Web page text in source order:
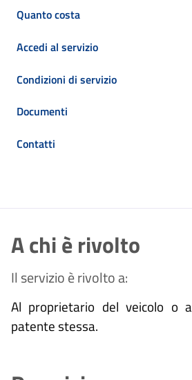
Quanto costa
Accedi al servizio
Condizioni di servizio
Documenti
Contatti
A chi è rivolto
Il servizio è rivolto a:
Al proprietario del veicolo o
patente stessa.